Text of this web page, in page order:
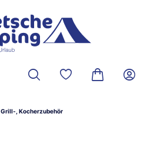
Du hast 0 Produkte
Warenkorb
Grill-, Kocherzubehör